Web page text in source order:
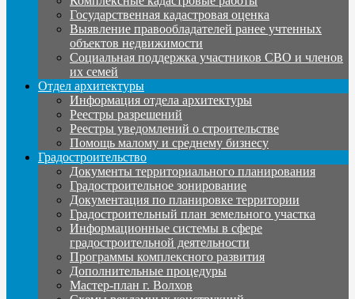
Государственная кадастровая оценка
Выявление правообладателей ранее учтенных
объектов недвижимости
Социальная поддержка участников СВО и членов
их семей
Отдел архитектуры
Информация отдела архитектуры
Реестры разрешений
Реестры уведомлений о строительстве
Помощь малому и среднему бизнесу
Градостроительство
Документы территориального планирования
Градостроительное зонирование
Документация по планировке территории
Градостроительный план земельного участка
Информационные системы в сфере
градостроительной деятельности
Программы комплексного развития
Дополнительные процедуры
Мастер-план г. Волхов